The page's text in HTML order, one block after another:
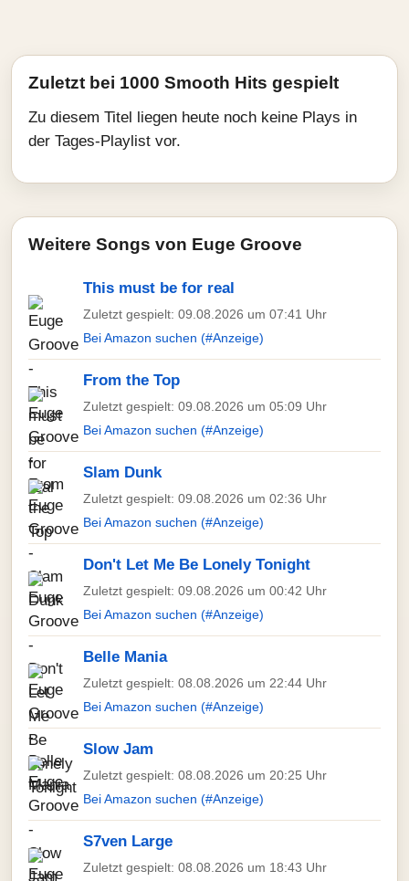
Zuletzt bei 1000 Smooth Hits gespielt
Zu diesem Titel liegen heute noch keine Plays in
der Tages-Playlist vor.
Weitere Songs von Euge Groove
This must be for real
Zuletzt gespielt: 09.08.2026 um 07:41 Uhr
Bei Amazon suchen (#Anzeige)
From the Top
Zuletzt gespielt: 09.08.2026 um 05:09 Uhr
Bei Amazon suchen (#Anzeige)
Slam Dunk
Zuletzt gespielt: 09.08.2026 um 02:36 Uhr
Bei Amazon suchen (#Anzeige)
Don't Let Me Be Lonely Tonight
Zuletzt gespielt: 09.08.2026 um 00:42 Uhr
Bei Amazon suchen (#Anzeige)
Belle Mania
Zuletzt gespielt: 08.08.2026 um 22:44 Uhr
Bei Amazon suchen (#Anzeige)
Slow Jam
Zuletzt gespielt: 08.08.2026 um 20:25 Uhr
Bei Amazon suchen (#Anzeige)
S7ven Large
Zuletzt gespielt: 08.08.2026 um 18:43 Uhr